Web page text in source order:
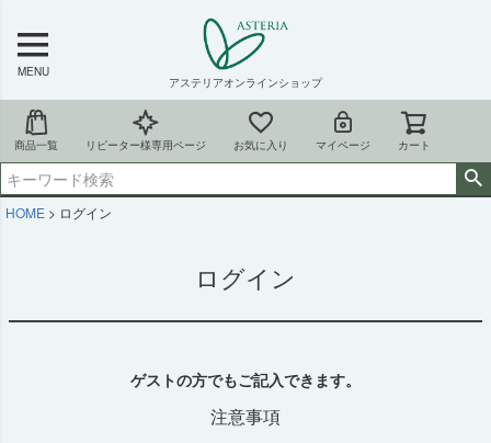
MENU
アステリアオンラインショップ
商品一覧 リピーター様専用ページ お気に入り マイページ カート
HOME ログイン
ログイン
ゲストの方でもご記入できます。
注意事項